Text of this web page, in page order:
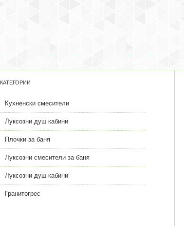
КАТЕГОРИИ
Кухненски смесители
Луксозни душ кабини
Плочки за баня
Луксозни смесители за баня
Луксозни душ кабини
Гранитогрес